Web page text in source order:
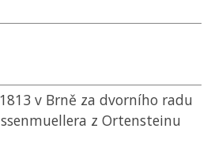
v Brně za dvorního radu
z Ortensteinu